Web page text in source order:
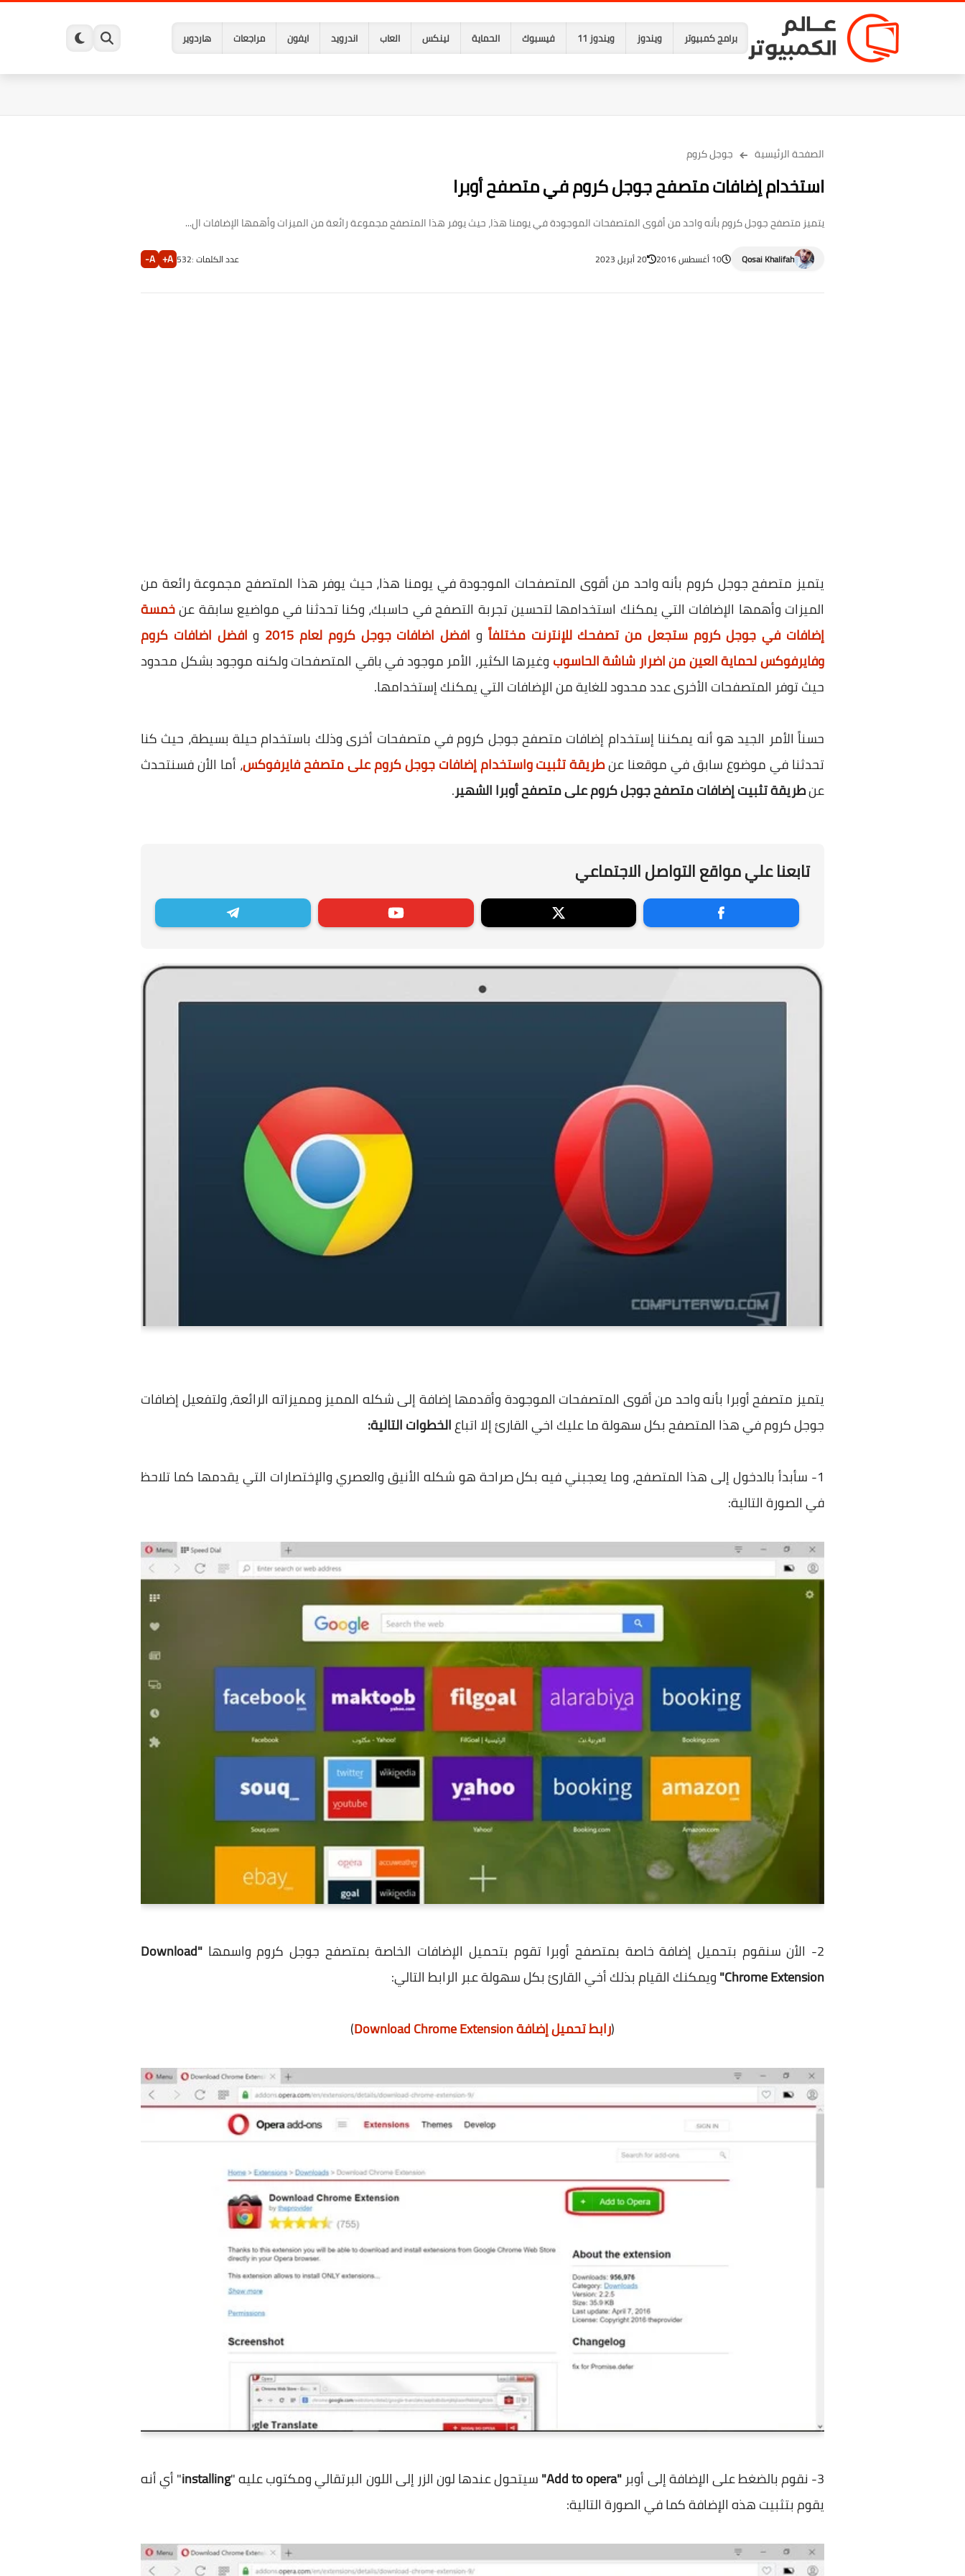
برامج كمبيوتر ويندوز ويندوز 11 فيسبوك الحماية لينكس العاب اندرويد ايفون مراجعات هاردوير
الصفحة الرئيسية جوجل كروم
استخدام إضافات متصفح جوجل كروم في متصفح أوبرا
يتميز متصفح جوجل كروم بأنه واحد من أقوى المتصفحات الموجودة في يومنا هذا، حيث يوفر هذا المتصفح مجموعة رائعة من الميزات وأهمها الإضافات ال...
Qosai Khalifah 10 أغسطس 2016 20 أبريل 2023 عدد الكلمات :532
A+
A-
يتميز متصفح جوجل كروم بأنه واحد من أقوى المتصفحات الموجودة في يومنا هذا، حيث يوفر هذا المتصفح مجموعة رائعة من
الميزات وأهمها الإضافات التي يمكنك استخدامها لتحسين تجربة التصفح في حاسبك، وكنا تحدثنا في مواضيع سابقة عنخمسة
إضافات في جوجل كروم ستجعل من تصفحك للإنترنت مختلفاً و افضل اضافات جوجل كروم لعام 2015 و افضل اضافات كروم
وفايرفوكس لحماية العين من اضرار شاشة الحاسوب وغيرها الكثير، الأمر موجود في باقي المتصفحات ولكنه موجود بشكل محدود
حيث توفر المتصفحات الأخرى عدد محدود للغاية من الإضافات التي يمكنك إستخدامها.
حسناً الأمر الجيد هو أنه يمكننا إستخدام إضافات متصفح جوجل كروم في متصفحات أخرى وذلك باستخدام حيلة بسيطة، حيث كنا
تحدثنا في موضوع سابق في موقعنا عنطريقة تثبيت واستخدام إضافات جوجل كروم على متصفح فايرفوكس، أما الأن فسنتحدث
عنطريقة تثبيت إضافات متصفح جوجل كروم على متصفح أوبرا الشهير.
تابعنا علي مواقع التواصل الاجتماعي
يتميز متصفح أوبرا بأنه واحد من أقوى المتصفحات الموجودة وأقدمها إضافة إلى شكله المميز ومميزاته الرائعة، ولتفعيل إضافات
جوجل كروم في هذا المتصفح بكل سهولة ما عليك اخي القارئ إلا اتباعالخطوات التالية:
1- سأبدأ بالدخول إلى هذا المتصفح، وما يعجبني فيه بكل صراحة هو شكله الأنيق والعصري والإختصارات التي يقدمها كما تلاحظ
في الصورة التالية:
2- الأن سنقوم بتحميل إضافة خاصة بمتصفح أوبرا تقوم بتحميل الإضافات الخاصة بمتصفح جوجل كروم واسمها
"Download
Chrome Extension" ويمكنك القيام بذلك أخي القارئ بكل سهولة عبر الرابط التالي:
(رابط تحميل إضافة Download Chrome Extension )
3- نقوم بالضغط على الإضافة إلى أوبر "Add to opera" سيتحول عندها لون الزر إلى اللون البرتقالي ومكتوب عليه "installing" أي أنه
يقوم بتثبيت هذه الإضافة كما في الصورة التالية: